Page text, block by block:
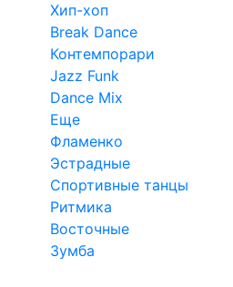
Хип-хоп
Break Dance
Контемпорари
Jazz Funk
Dance Mix
Еще
Фламенко
Эстрадные
Спортивные танцы
Ритмика
Восточные
Зумба